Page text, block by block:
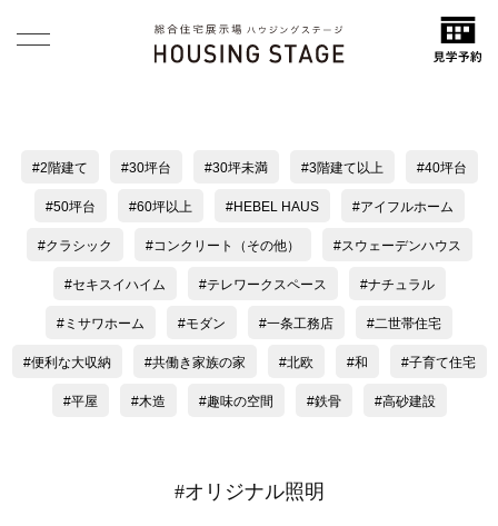
2階建て 30坪台 30坪未満 3階建て以上 40坪台
50坪台 60坪以上 HEBEL HAUS アイフルホーム
クラシック コンクリート（その他） スウェーデンハウス
セキスイハイム テレワークスペース ナチュラル
ミサワホーム モダン 一条工務店 二世帯住宅
便利な大収納 共働き家族の家 北欧 和 子育て住宅
平屋 木造 趣味の空間 鉄骨 高砂建設
#オリジナル照明